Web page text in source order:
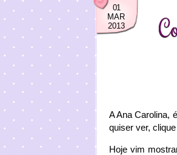
01
MAR
2013
A Ana Carolina,
quiser ver, clique
Hoje vim